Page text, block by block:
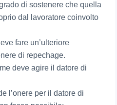
di sostenere che quella
dal lavoratore coinvolto
fare un’ulteriore
di repechage.
deve agire il datore di
l’onere per il datore di